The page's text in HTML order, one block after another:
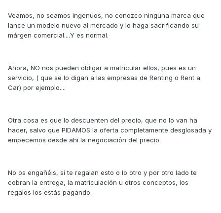
Veamos, no seamos ingenuos, no conozco ninguna marca que
lance un modelo nuevo al mercado y lo haga sacrificando su
márgen comercial....Y es normal.
Ahora, NO nos pueden obligar a matricular ellos, pues es un
servicio, ( que se lo digan a las empresas de Renting o Rent a
Car) por ejemplo....
Otra cosa es que lo descuenten del precio, que no lo van ha
hacer, salvo que PIDAMOS la oferta completamente desglosada y
empecemos desde ahí la negociación del precio.
No os engañéis, si te regalan esto o lo otro y por otro lado te
cobran la entrega, la matriculación u otros conceptos, los
regalos los estás pagando.